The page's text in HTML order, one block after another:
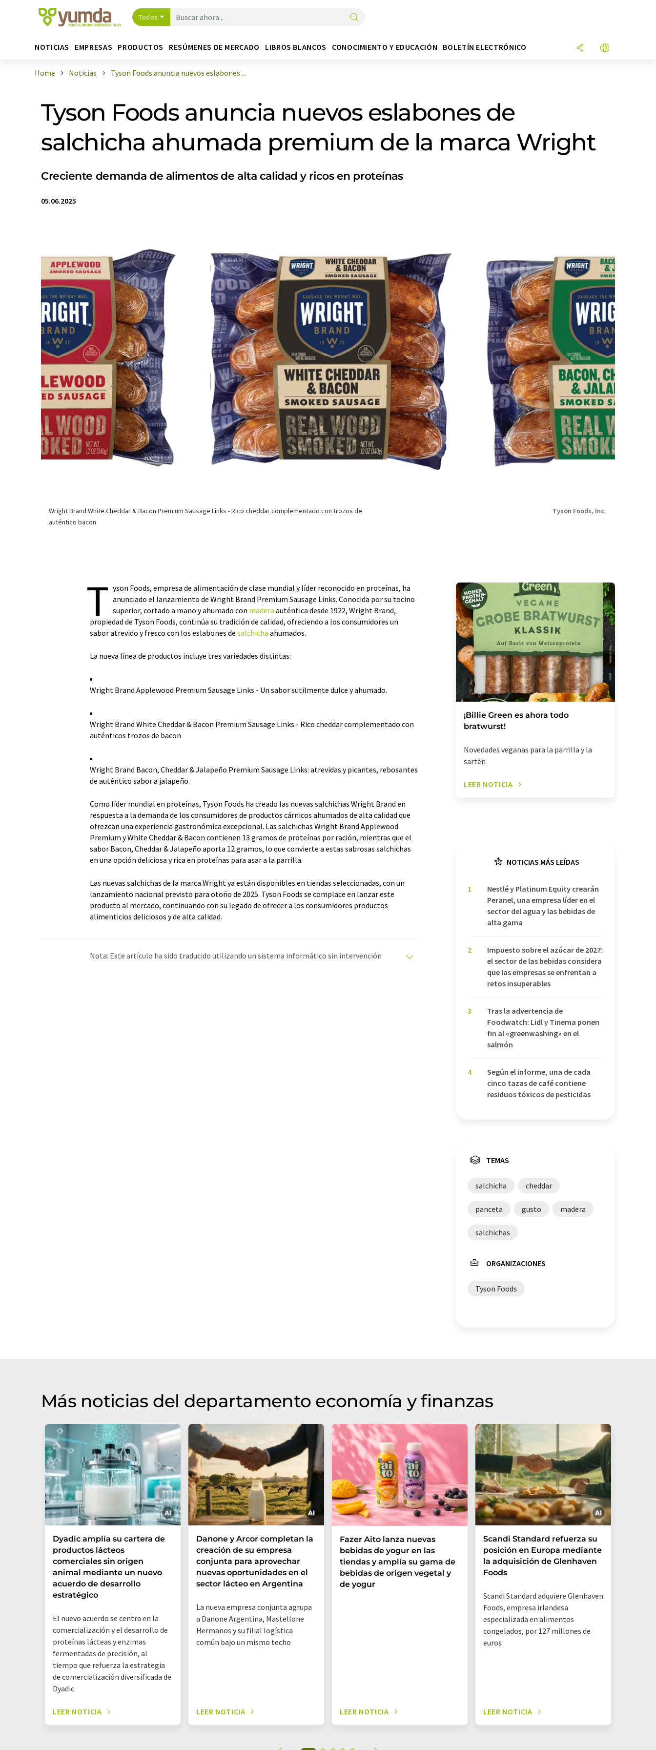
Todos
NOTICIAS EMPRESAS PRODUCTOS RESÚMENES DE MERCADO LIBROS BLANCOS CONOCIMIENTO Y EDUCACIÓN BOLETÍN ELECTRÓNICO
Home Noticias Tyson Foods anuncia nuevos eslabones ...
Tyson Foods anuncia nuevos eslabones de
salchicha ahumada premium de la marca Wright
Creciente demanda de alimentos de alta calidad y ricos en proteínas
05.06.2025
Wright Brand White Cheddar & Bacon Premium Sausage Links - Rico cheddar complementado con trozos de
auténtico bacon
Tyson Foods, Inc.
T yson Foods, empresa de alimentación de clase mundial y líder reconocido en proteínas, ha
anunciado el lanzamiento de Wright Brand Premium Sausage Links. Conocida por su tocino
superior, cortado a mano y ahumado con madera auténtica desde 1922, Wright Brand,
propiedad de Tyson Foods, continúa su tradición de calidad, ofreciendo a los consumidores un
sabor atrevido y fresco con los eslabones de salchicha ahumados.
La nueva línea de productos incluye tres variedades distintas:
Wright Brand Applewood Premium Sausage Links - Un sabor sutilmente dulce y ahumado.
Wright Brand White Cheddar & Bacon Premium Sausage Links - Rico cheddar complementado con
auténticos trozos de bacon
Wright Brand Bacon, Cheddar & Jalapeño Premium Sausage Links: atrevidas y picantes, rebosantes
de auténtico sabor a jalapeño.
Como líder mundial en proteínas, Tyson Foods ha creado las nuevas salchichas Wright Brand en
respuesta a la demanda de los consumidores de productos cárnicos ahumados de alta calidad que
ofrezcan una experiencia gastronómica excepcional. Las salchichas Wright Brand Applewood
Premium y White Cheddar & Bacon contienen 13 gramos de proteínas por ración, mientras que el
sabor Bacon, Cheddar & Jalapeño aporta 12 gramos, lo que convierte a estas sabrosas salchichas
en una opción deliciosa y rica en proteínas para asar a la parrilla.
Las nuevas salchichas de la marca Wright ya están disponibles en tiendas seleccionadas, con un
lanzamiento nacional previsto para otoño de 2025. Tyson Foods se complace en lanzar este
producto al mercado, continuando con su legado de ofrecer a los consumidores productos
alimenticios deliciosos y de alta calidad.
Nota: Este artículo ha sido traducido utilizando un sistema informático sin intervención
¡Billie Green es ahora todo
bratwurst!
Novedades veganas para la parrilla y la
sartén
LEER NOTICIA
NOTICIAS MÁS LEÍDAS
1
Nestlé y Platinum Equity crearán
Peranel, una empresa líder en el
sector del agua y las bebidas de
alta gama
2
Impuesto sobre el azúcar de 2027:
el sector de las bebidas considera
que las empresas se enfrentan a
retos insuperables
3
Tras la advertencia de
Foodwatch: Lidl y Tinema ponen
fin al «greenwashing» en el
salmón
4
Según el informe, una de cada
cinco tazas de café contiene
residuos tóxicos de pesticidas
TEMAS
salchicha cheddar
panceta gusto madera
salchichas
ORGANIZACIONES
Tyson Foods
Más noticias del departamento economía y finanzas
Dyadic amplía su cartera de
productos lácteos
comerciales sin origen
animal mediante un nuevo
acuerdo de desarrollo
estratégico
El nuevo acuerdo se centra en la
comercialización y el desarrollo de
proteínas lácteas y enzimas
fermentadas de precisión, al
tiempo que refuerza la estrategia
de comercialización diversificada de
Dyadic.
LEER NOTICIA
Danone y Arcor completan la
creación de su empresa
conjunta para aprovechar
nuevas oportunidades en el
sector lácteo en Argentina
La nueva empresa conjunta agrupa
a Danone Argentina, Mastellone
Hermanos y su filial logística
común bajo un mismo techo
LEER NOTICIA
Fazer Aito lanza nuevas
bebidas de yogur en las
tiendas y amplía su gama de
bebidas de origen vegetal y
de yogur
LEER NOTICIA
Scandi Standard refuerza su
posición en Europa mediante
la adquisición de Glenhaven
Foods
Scandi Standard adquiere Glenhaven
Foods, empresa irlandesa
especializada en alimentos
congelados, por 127 millones de
euros
LEER NOTICIA